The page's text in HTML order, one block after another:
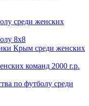
среди женских
8х8
Крым среди женских
команд 2000 г.р.
по футболу среди